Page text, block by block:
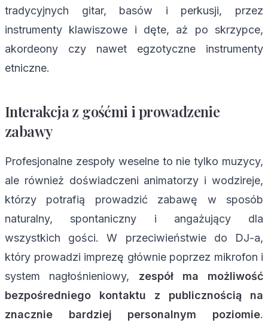
tradycyjnych gitar, basów i perkusji, przez
instrumenty klawiszowe i dęte, aż po skrzypce,
akordeony czy nawet egzotyczne instrumenty
etniczne.
Interakcja z gośćmi i prowadzenie
zabawy
Profesjonalne zespoły weselne to nie tylko muzycy,
ale również doświadczeni animatorzy i wodzireje,
którzy potrafią prowadzić zabawę w sposób
naturalny, spontaniczny i angażujący dla
wszystkich gości. W przeciwieństwie do DJ-a,
który prowadzi imprezę głównie poprzez mikrofon i
system nagłośnieniowy, zespół ma możliwość
bezpośredniego kontaktu z publicznością na
znacznie bardziej personalnym poziomie.